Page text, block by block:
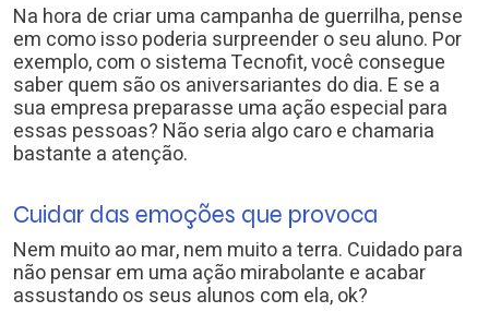
Na hora de criar uma campanha de guerrilha, pense
em como isso poderia surpreender o seu aluno. Por
exemplo, com o sistema Tecnofit, você consegue
saber quem são os aniversariantes do dia. E se a
sua empresa preparasse uma ação especial para
essas pessoas? Não seria algo caro e chamaria
bastante a atenção.
Cuidar das emoções que provoca
Nem muito ao mar, nem muito a terra. Cuidado para
não pensar em uma ação mirabolante e acabar
assustando os seus alunos com ela, ok?